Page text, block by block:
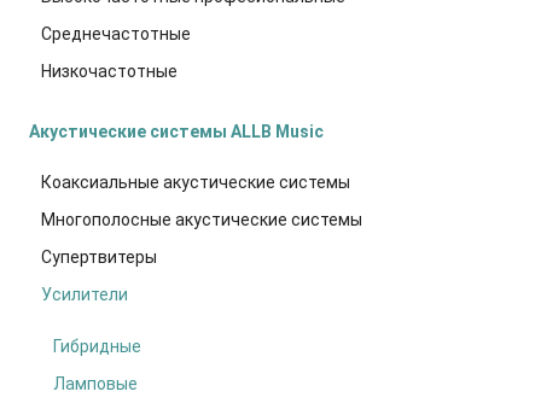
Среднечастотные
Низкочастотные
Акустические системы ALLB Music
Коаксиальные акустические системы
Многополосные акустические системы
Супертвитеры
Усилители
Гибридные
Ламповые